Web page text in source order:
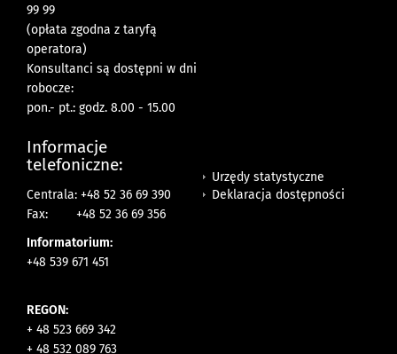
99 99
(opłata zgodna z taryfą
operatora)
Konsultanci są dostępni w dni
robocze:
pon.- pt.: godz. 8.00 - 15.00
Informacje
telefoniczne:
Centrala: +48 52 36 69 390
Fax:
+48 52 36 69 356
Informatorium:
+48 539 671 451
REGON:
+ 48 523 669 342
+ 48 532 089 763
Urzędy statystyczne
Deklaracja dostępności